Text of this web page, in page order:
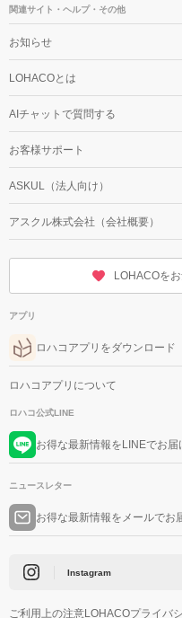
関連サイト・ヘルプ・その他
お知らせ
LOHACOとは
AIチャットで質問する
お客様サポート
ASKUL（法人向け）
アスクル株式会社（会社概要）
LOHACOを
アプリ
ロハコアプリをダウンロード
ロハコアプリについて
ロハコ公式LINE
お得な最新情報をLINEでお届
ニュースレター
お得な最新情報をメールでお
Instagram
ご利用上の注意LOHACOプライバ